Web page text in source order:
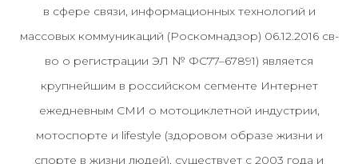
в сфере связи, информационных технологий и
массовых коммуникаций (Роскомнадзор) 06.12.2016 св-
во о регистрации ЭЛ № ФС77–67891) является
крупнейшим в российском сегменте Интернет
ежедневным СМИ о мотоциклетной индустрии,
мотоспорте и lifestyle (здоровом образе жизни и
спорте в жизни людей), существует с 2003 года и